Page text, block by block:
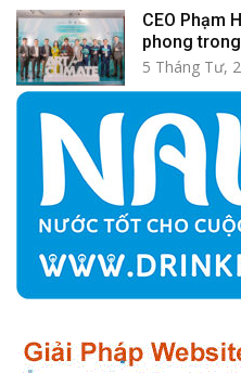
CEO Phạm
phong
5 Tháng Tư,